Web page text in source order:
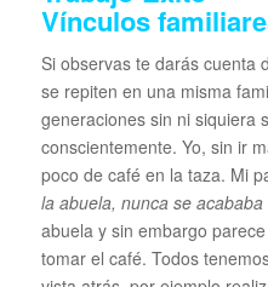
Vínculos
Si observas te darás cuenta
se repiten en una misma
generaciones sin ni siquiera
conscientemente. Yo, sin ir
poco de café en la taza. Mi
la abuela, nunca se acababa
abuela y sin embargo
tomar el café. Todos